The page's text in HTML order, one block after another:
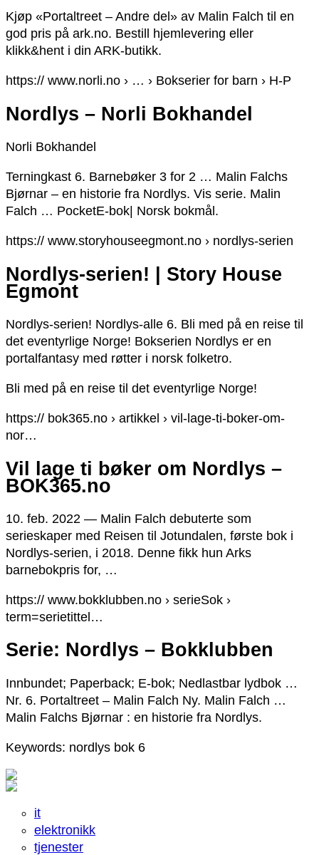
Kjøp «Portaltreet – Andre del» av Malin Falch til en
god pris på ark.no. Bestill hjemlevering eller
klikk&hent i din ARK-butikk.
https:// www.norli.no › … › Bokserier for barn › H-P
Nordlys – Norli Bokhandel
Norli Bokhandel
Terningkast 6. Barnebøker 3 for 2 … Malin Falchs
Bjørnar – en historie fra Nordlys. Vis serie. Malin
Falch … PocketE-bok| Norsk bokmål.
https:// www.storyhouseegmont.no › nordlys-serien
Nordlys-serien! | Story House
Egmont
Nordlys-serien! Nordlys-alle 6. Bli med på en reise til
det eventyrlige Norge! Bokserien Nordlys er en
portalfantasy med røtter i norsk folketro.
Bli med på en reise til det eventyrlige Norge!
https:// bok365.no › artikkel › vil-lage-ti-boker-om-
nor…
Vil lage ti bøker om Nordlys –
BOK365.no
10. feb. 2022 — Malin Falch debuterte som
serieskaper med Reisen til Jotundalen, første bok i
Nordlys-serien, i 2018. Denne fikk hun Arks
barnebokpris for, …
https:// www.bokklubben.no › serieSok ›
term=serietittel…
Serie: Nordlys – Bokklubben
Innbundet; Paperback; E-bok; Nedlastbar lydbok …
Nr. 6. Portaltreet – Malin Falch Ny. Malin Falch …
Malin Falchs Bjørnar : en historie fra Nordlys.
Keywords: nordlys bok 6
it
elektronikk
tjenester